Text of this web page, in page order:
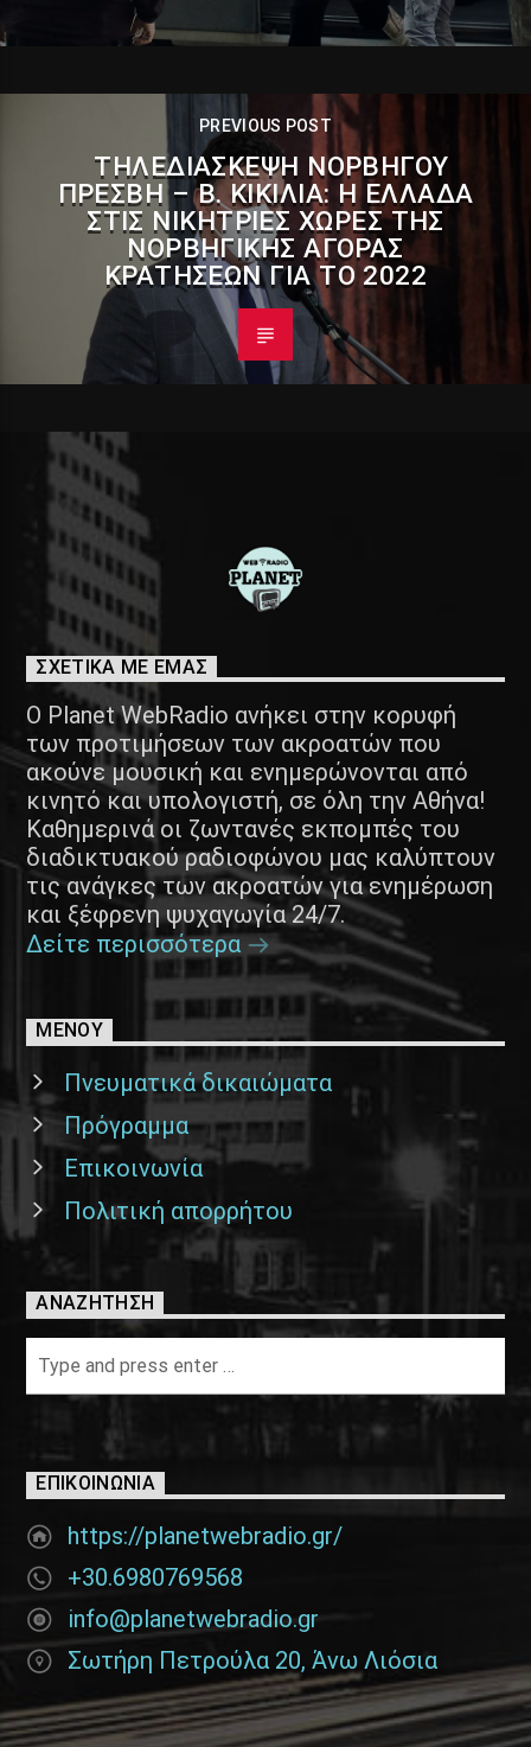
PREVIOUS POST
ΤΗΛΕΔΙΆΣΚΕΨΗ ΝΟΡΒΗΓΟΎ
ΠΡΈΣΒΗ – Β. ΚΙΚΊΛΙΑ: Η ΕΛΛΆΔΑ
ΣΤΙΣ ΝΙΚΉΤΡΙΕΣ ΧΏΡΕΣ ΤΗΣ
ΝΟΡΒΗΓΙΚΉΣ ΑΓΟΡΆΣ
ΚΡΑΤΉΣΕΩΝ ΓΙΑ ΤΟ 2022
ΣΧΕΤΙΚΑ ΜΕ ΕΜΑΣ
Ο Planet WebRadio ανήκει στην κορυφή
των προτιμήσεων των ακροατών που
ακούνε μουσική και ενημερώνονται από
κινητό και υπολογιστή, σε όλη την Αθήνα!
Καθημερινά οι ζωντανές εκπομπές του
διαδικτυακού ραδιοφώνου μας καλύπτουν
τις ανάγκες των ακροατών για ενημέρωση
και ξέφρενη ψυχαγωγία 24/7.
Δείτε περισσότερα
ΜΕΝΟΥ
Πνευματικά δικαιώματα
Πρόγραμμα
Επικοινωνία
Πολιτική απορρήτου
ΑΝΑΖΉΤΗΣΗ
ΕΠΙΚΟΙΝΩΝΊΑ
https://planetwebradio.gr/
+30.6980769568
info@planetwebradio.gr
Σωτήρη Πετρούλα 20, Άνω Λιόσια